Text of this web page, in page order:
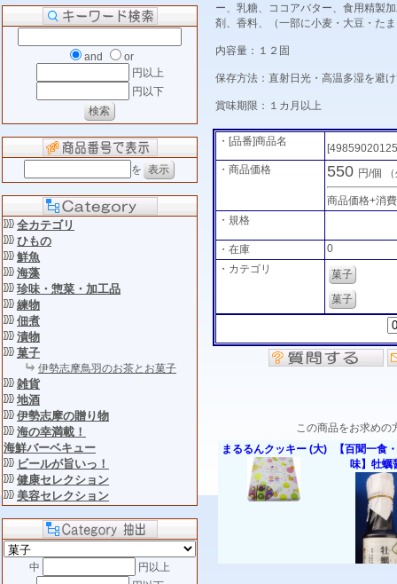
and
or
円以上
円以下
を
全カテゴリ
ひもの
鮮魚
海藻
珍味・惣菜・加工品
練物
佃煮
漬物
菓子
伊勢志摩鳥羽のお茶とお菓子
雑貨
地酒
伊勢志摩の贈り物
海の幸満載！
海鮮バーベキュー
ビールが旨いっ！
健康セレクション
美容セレクション
中
円以上
ー、乳糖、ココアバター、食用精製
剤、香料、（一部に小麦・大豆・た
内容量：１２固
保存方法：直射日光・高温多湿を避
賞味期限：１カ月以上
・[品番]商品名
・商品価格
550 円/個
商品価格+消
・規格
・在庫
0
・カテゴリ
菓子
菓子
この商品をお求めの
まるるんクッキー (大)
【百聞一食
味】牡蠣